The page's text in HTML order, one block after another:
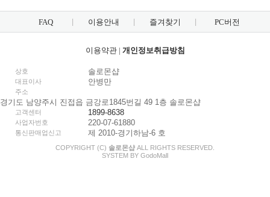
FAQ 이용안내 즐겨찾기 PC버전
이용약관| 개인정보취급방침
상호 솔로몬샵
대표이사 안병만
주소
경기도 남양주시 진접읍 금강로1845번길 49 1층 솔로몬샵
고객센터 1899-8638
사업자번호 220-07-61880
통신판매업신고 제 2010-경기하남-6 호
COPYRIGHT (C) 솔로몬샵 ALL RIGHTS RESERVED.
SYSTEM BY GodoMall